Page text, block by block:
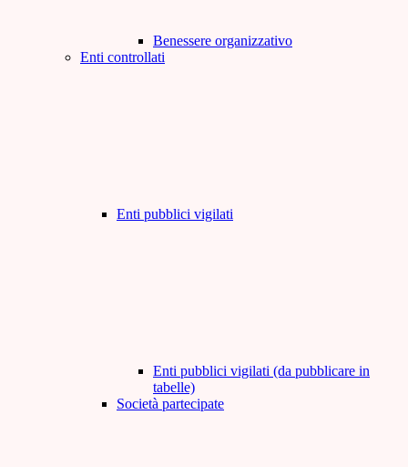
Benessere organizzativo
Enti controllati
Enti pubblici vigilati
Enti pubblici vigilati (da pubblicare in
tabelle)
Società partecipate